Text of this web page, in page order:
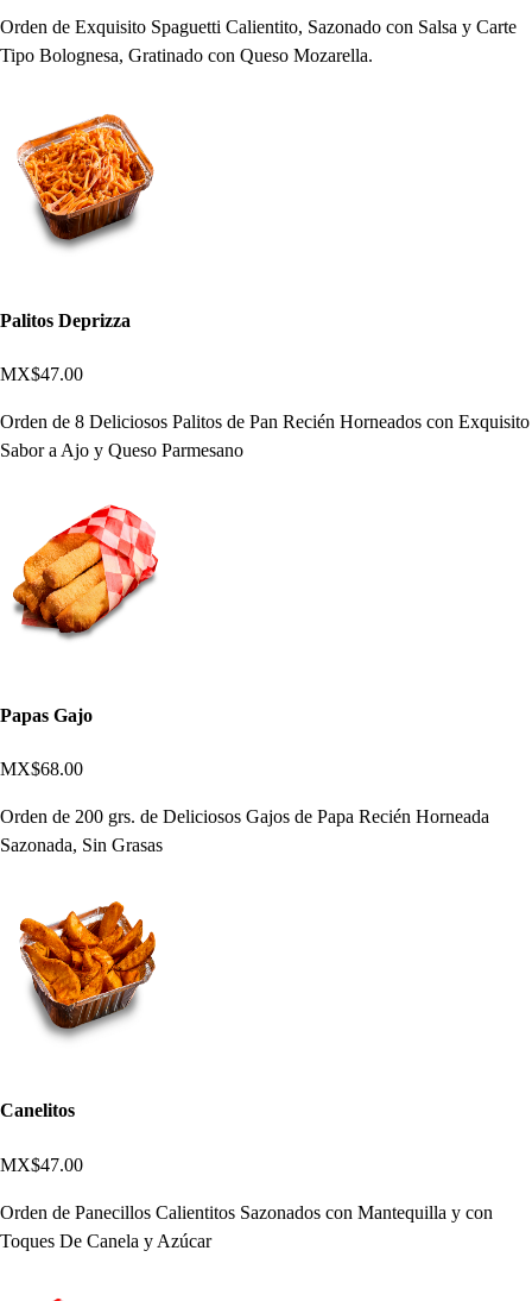
Orden de Exquisito Spaguetti Calientito, Sazonado con Salsa y Carte
Tipo Bolognesa, Gratinado con Queso Mozarella.
Palitos Deprizza
MX$47.00
Orden de 8 Deliciosos Palitos de Pan Recién Horneados con Exquisito
Sabor a Ajo y Queso Parmesano
Papas Gajo
MX$68.00
Orden de 200 grs. de Deliciosos Gajos de Papa Recién Horneada
Sazonada, Sin Grasas
Canelitos
MX$47.00
Orden de Panecillos Calientitos Sazonados con Mantequilla y con
Toques De Canela y Azúcar